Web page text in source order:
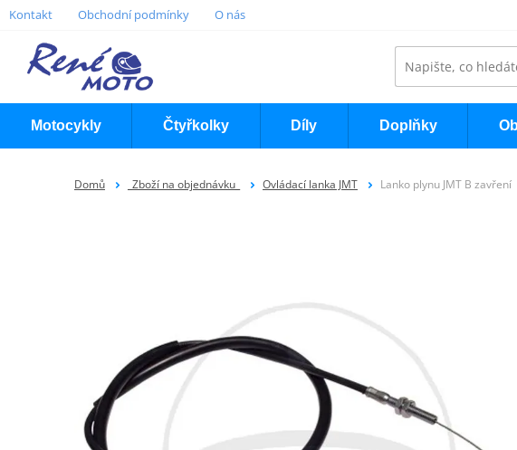
Kontakt Obchodní podmínky O nás
Motocykly Čtyřkolky Díly Doplňky
Domů _Zboží na objednávku_ Ovládací lanka JMT Lanko plynu JMT B zavření